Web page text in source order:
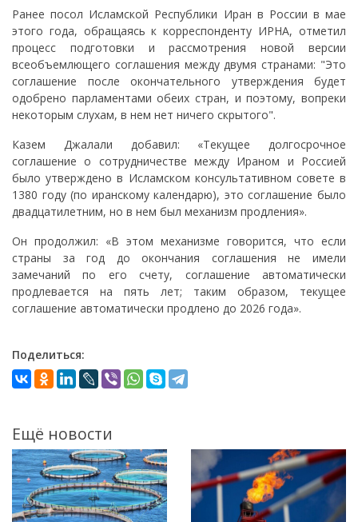
Ранее посол Исламской Республики Иран в России в мае
этого года, обращаясь к корреспонденту ИРНА, отметил
процесс подготовки и рассмотрения новой версии
всеобъемлющего соглашения между двумя странами: "Это
соглашение после окончательного утверждения будет
одобрено парламентами обеих стран, и поэтому, вопреки
некоторым слухам, в нем нет ничего скрытого".
Казем Джалали добавил: «Текущее долгосрочное
соглашение о сотрудничестве между Ираном и Россией
было утверждено в Исламском консультативном совете в
1380 году (по иранскому календарю), это соглашение было
двадцатилетним, но в нем был механизм продления».
Он продолжил: «В этом механизме говорится, что если
страны за год до окончания соглашения не имели
замечаний по его счету, соглашение автоматически
продлевается на пять лет; таким образом, текущее
соглашение автоматически продлено до 2026 года».
Поделиться:
Ещё новости